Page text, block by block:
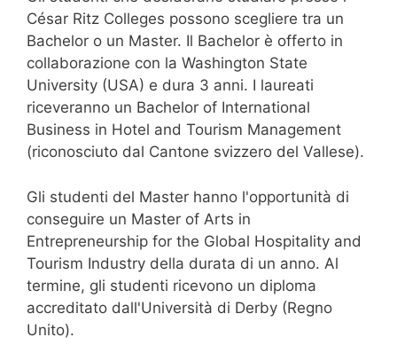
César Ritz Colleges possono scegliere tra un
Bachelor o un Master. Il Bachelor è offerto in
collaborazione con la Washington State
University (USA) e dura 3 anni. I laureati
riceveranno un Bachelor of International
Business in Hotel and Tourism Management
(riconosciuto dal Cantone svizzero del Vallese).
Gli studenti del Master hanno l'opportunità di
conseguire un Master of Arts in
Entrepreneurship for the Global Hospitality and
Tourism Industry della durata di un anno. Al
termine, gli studenti ricevono un diploma
accreditato dall'Università di Derby (Regno
Unito).